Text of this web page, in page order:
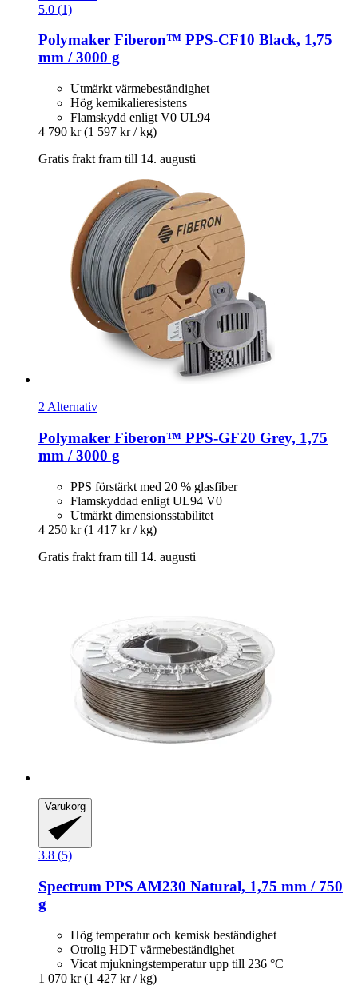
5.0 (1)
Polymaker Fiberon™ PPS-​CF10 Black, 1,75
mm / 3000 g
Utmärkt värmebeständighet
Hög kemikalieresistens
Flamskydd enligt V0 UL94
4 790 kr (1 597 kr / kg)
Gratis frakt fram till 14. augusti
2 Alternativ
Polymaker Fiberon™ PPS-​GF20 Grey, 1,75
mm / 3000 g
PPS förstärkt med 20 % glasfiber
Flamskyddad enligt UL94 V0
Utmärkt dimensionsstabilitet
4 250 kr (1 417 kr / kg)
Gratis frakt fram till 14. augusti
Varukorg
3.8 (5)
Spectrum PPS AM230 Natural, 1,75 mm / 750
g
Hög temperatur och kemisk beständighet
Otrolig HDT värmebeständighet
Vicat mjukningstemperatur upp till 236 °C
1 070 kr (1 427 kr / kg)